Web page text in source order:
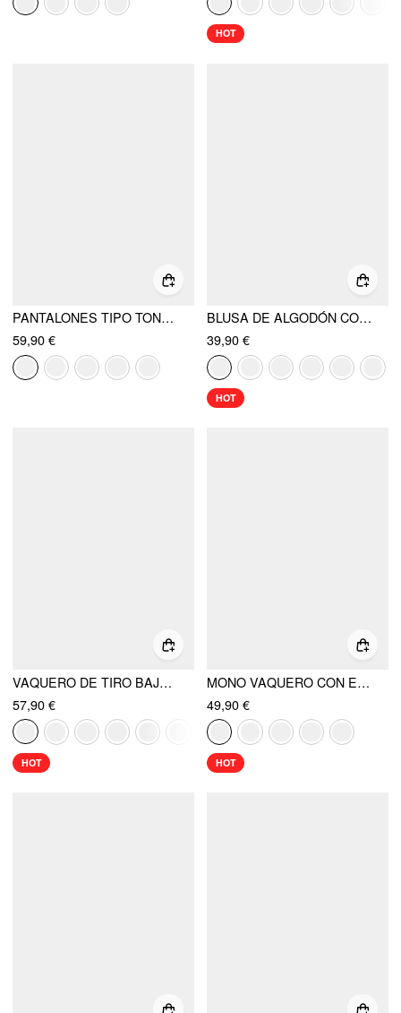
HOT
PANTALONES TIPO TONEL CON PERNERA ACAMPANADA Y BOLSILLOS EN LA CINTURA A MEDIA ALTURA DE MEZCLA DE ALGODÓN
59,90 €
BLUSA DE ALGODÓN CON ESCOTE EN V, BORDADO INGLÉS, PLISADO, FRUNCIDO Y MANGA CORTA
39,90 €
HOT
VAQUERO DE TIRO BAJO Y HOLGADO
57,90 €
HOT
MONO VAQUERO CON ESCOTE EN V, BOTONES Y DETALLE METÁLICO
49,90 €
HOT